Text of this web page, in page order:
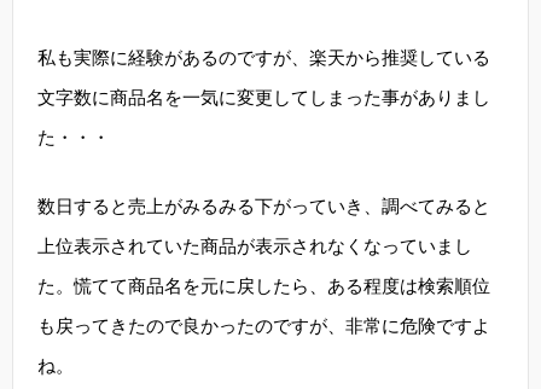
私も実際に経験があるのですが、楽天から推奨している
文字数に商品名を一気に変更してしまった事がありまし
た・・・
数日すると売上がみるみる下がっていき、調べてみると
上位表示されていた商品が表示されなくなっていまし
た。慌てて商品名を元に戻したら、ある程度は検索順位
も戻ってきたので良かったのですが、非常に危険ですよ
ね。